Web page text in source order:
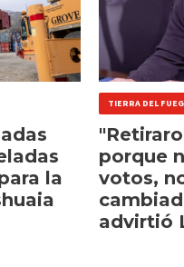
la
TIERRA DEL
porque
votos,
advirtió